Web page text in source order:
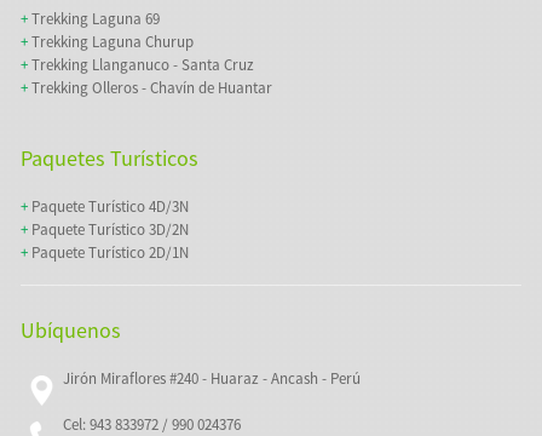
+Trekking Laguna 69
+Trekking Laguna Churup
+Trekking Llanganuco - Santa Cruz
+Trekking Olleros - Chavín de Huantar
Paquetes Turísticos
+ Paquete Turístico 4D/3N
+ Paquete Turístico 3D/2N
+ Paquete Turístico 2D/1N
Ubíquenos
Jirón Miraflores #240 - Huaraz - Ancash - Perú
Cel: 943 833972 / 990 024376